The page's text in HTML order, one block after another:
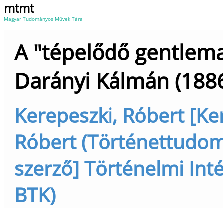
mtmt
Magyar Tudományos Művek Tára
A "tépelődő
Darányi Kálmán
Kerepeszki, Róbert
Róbert
szerző] Történelmi
BTK)